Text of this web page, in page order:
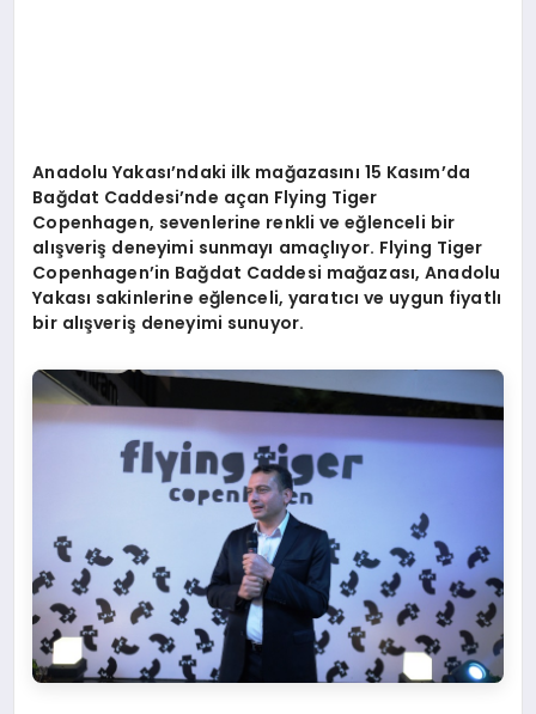
Anadolu Yakası’ndaki ilk mağazasını 15 Kasım’da
Bağdat Caddesi’nde açan Flying Tiger
Copenhagen, sevenlerine renkli ve eğlenceli bir
alışveriş deneyimi sunmayı amaçlıyor. Flying Tiger
Copenhagen’in Bağdat Caddesi mağazası, Anadolu
Yakası sakinlerine eğlenceli, yaratıcı ve uygun fiyatlı
bir alışveriş deneyimi sunuyor.